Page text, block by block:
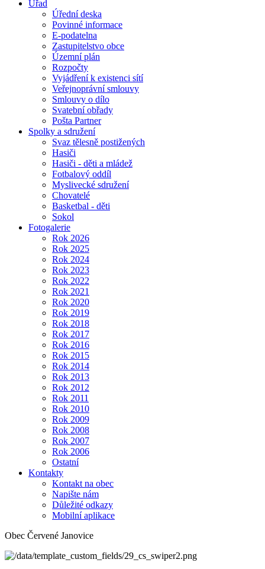
Úřad
Úřední deska
Povinné informace
E-podatelna
Zastupitelstvo obce
Územní plán
Rozpočty
Vyjádření k existenci sítí
Veřejnoprávní smlouvy
Smlouvy o dílo
Svatební obřady
Pošta Partner
Spolky a sdružení
Svaz tělesně postižených
Hasiči
Hasiči - děti a mládež
Fotbalový oddíl
Myslivecké sdružení
Chovatelé
Basketbal - děti
Sokol
Fotogalerie
Rok 2026
Rok 2025
Rok 2024
Rok 2023
Rok 2022
Rok 2021
Rok 2020
Rok 2019
Rok 2018
Rok 2017
Rok 2016
Rok 2015
Rok 2014
Rok 2013
Rok 2012
Rok 2011
Rok 2010
Rok 2009
Rok 2008
Rok 2007
Rok 2006
Ostatní
Kontakty
Kontakt na obec
Napište nám
Důležité odkazy
Mobilní aplikace
Obec Červené Janovice